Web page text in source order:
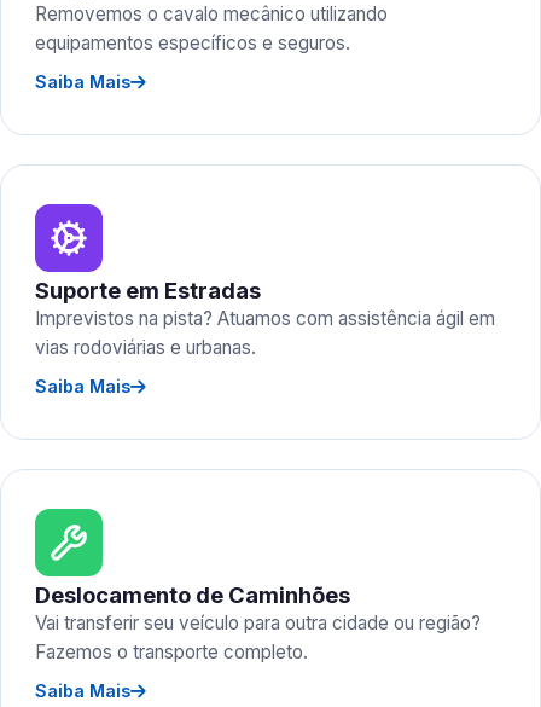
Removemos o cavalo mecânico utilizando
equipamentos específicos e seguros.
Saiba Mais
Suporte em Estradas
Imprevistos na pista? Atuamos com assistência ágil em
vias rodoviárias e urbanas.
Saiba Mais
Deslocamento de Caminhões
Vai transferir seu veículo para outra cidade ou região?
Fazemos o transporte completo.
Saiba Mais